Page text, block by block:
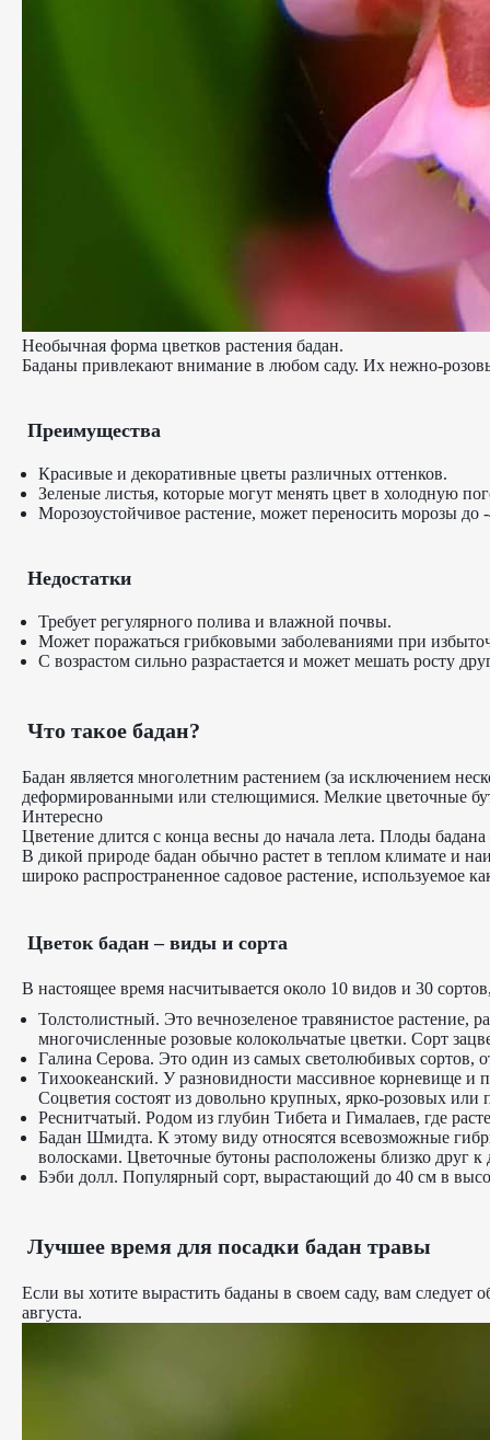
Необычная форма цветков растения бадан.
Баданы привлекают внимание в любом саду. Их нежно-
Преимущества
Красивые и декоративные цветы различных оттенков.
Зеленые листья, которые могут менять цвет в холодную
Морозоустойчивое растение, может переносить морозы до
Недостатки
Требует регулярного полива и влажной почвы.
Может поражаться грибковыми заболеваниями при
С возрастом сильно разрастается и может мешать росту
Что такое бадан?
Бадан является многолетним растением (за исключением
деформированными или стелющимися. Мелкие цветочные
Интересно
Цветение длится с конца весны до начала лета. Плоды
В дикой природе бадан обычно растет в теплом климате и
широко распространенное садовое растение, используемое
Цветок бадан – виды и сорта
В настоящее время насчитывается около 10 видов и 30
Толстолистный. Это вечнозеленое травянистое
многочисленные розовые колокольчатые цветки. Сорт
Галина Серова. Это один из самых светолюбивых сортов,
Тихоокеанский. У разновидности массивное корневище и
Соцветия состоят из довольно крупных, ярко-розовых или
Реснитчатый. Родом из глубин Тибета и Гималаев, где
Бадан Шмидта. К этому виду относятся всевозможные
волосками. Цветочные бутоны расположены близко друг к
Бэби долл. Популярный сорт, вырастающий до 40 см в
Лучшее время для посадки бадан травы
Если вы хотите вырастить баданы в своем саду, вам следует
августа.